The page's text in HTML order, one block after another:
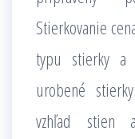
Stierkovanie
typu stierky a
urobené
vzhľad stien